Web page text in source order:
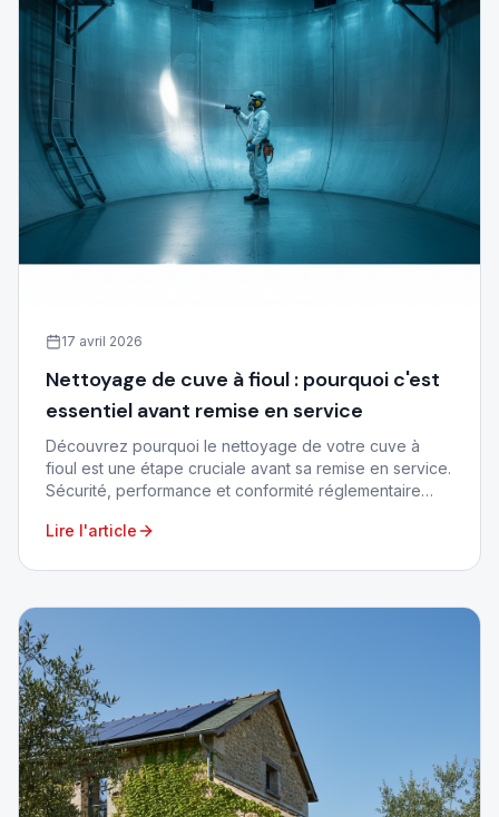
17 avril 2026
Nettoyage de cuve à fioul : pourquoi c'est
essentiel avant remise en service
Découvrez pourquoi le nettoyage de votre cuve à
fioul est une étape cruciale avant sa remise en service.
Sécurité, performance et conformité réglementaire
Lire l'article